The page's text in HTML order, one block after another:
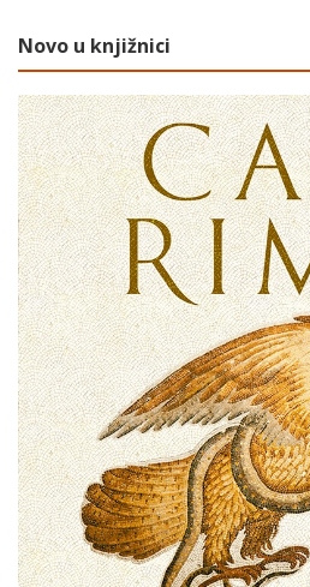
Novo u knjižnici